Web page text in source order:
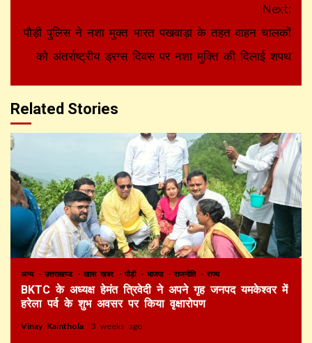
Next:
पौड़ी पुलिस ने नशा मुक्त भारत पखवाड़ा के तहत वाहन चालकों
को अंतर्राष्ट्रीय ड्रग्स दिवस पर नशा मुक्ति की दिलाई शपथ
Related Stories
अन्य उत्तराखण्ड खास खबर पौड़ी भाजपा राजनीति राज्य
BKTC के अध्यक्ष हेमंत त्रिवेदी ने अपने गृह जनपद यमकेश्वर में
हरेला पर्व के शुभ अवसर पर किया वृक्षारोपण
Vinay Kainthola 3 weeks ago